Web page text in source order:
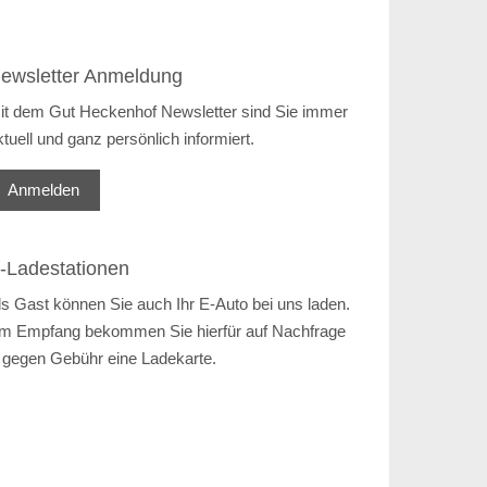
Anmeldung
dem Gut Heckenhof Newsletter sind Sie immer
und ganz persönlich informiert.
Anmelden
Ladestationen
Gast können Sie auch Ihr E-Auto bei uns laden.
Empfang bekommen Sie hierfür auf Nachfrage
Gebühr eine Ladekarte.